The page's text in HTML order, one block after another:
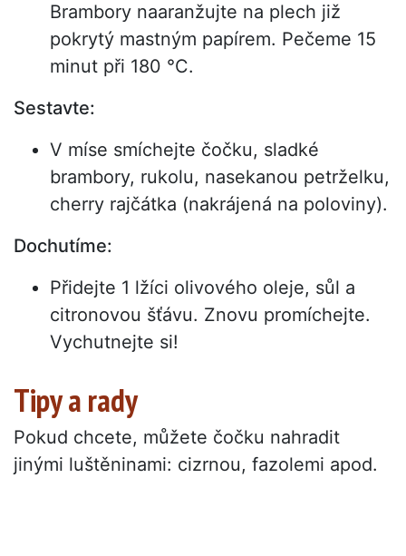
Brambory naaranžujte na plech již
pokrytý mastným papírem. Pečeme 15
minut při 180 °C.
Sestavte:
V míse smíchejte čočku, sladké
brambory, rukolu, nasekanou petrželku,
cherry rajčátka (nakrájená na poloviny).
Dochutíme:
Přidejte 1 lžíci olivového oleje, sůl a
citronovou šťávu. Znovu promíchejte.
Vychutnejte si!
Tipy a rady
Pokud chcete, můžete čočku nahradit
jinými luštěninami: cizrnou, fazolemi apod.